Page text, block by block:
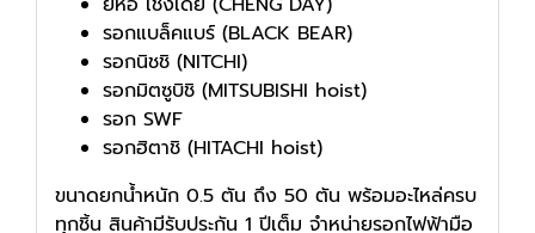
รอกแบล็คแบร์ (BLACK BEAR)
รอกนิชชิ (NITCHI)
รอกมิตซูบิชิ (MITSUBISHI hoist)
รอก SWF
รอกฮิตาชิ (HITACHI hoist)
ขนาดยกน้ำหนัก 0.5 ตัน ถึง 50 ตัน พร้อมอะไหล่ครบ
ทุกชิ้น สินค้ามีรับประกัน 1 ปีเต็ม จำหน่ายรอกไฟฟ้ามือ